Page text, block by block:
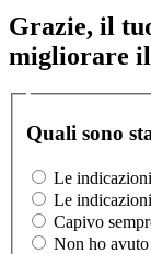
Grazie, il
migliorare
Quali sono
Le
Le
Capivo
Non ho